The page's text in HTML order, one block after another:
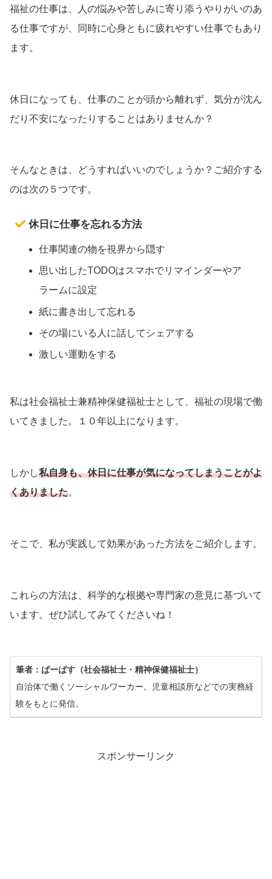
福祉の仕事は、人の悩みや苦しみに寄り添うやりがいのあ
る仕事ですが、同時に心身ともに疲れやすい仕事でもあり
ます。
休日になっても、仕事のことが頭から離れず、気分が沈ん
だり不安になったりすることはありませんか？
そんなときは、どうすればいいのでしょうか？ご紹介する
のは次の５つです。
休日に仕事を忘れる方法
仕事関連の物を視界から隠す
思い出したTODOはスマホでリマインダーやア
ラームに設定
紙に書き出して忘れる
その場にいる人に話してシェアする
激しい運動をする
私は社会福祉士兼精神保健福祉士として、福祉の現場で働
いてきました。１０年以上になります。
しかし私自身も、休日に仕事が気になってしまうことがよ
くありました。
そこで、私が実践して効果があった方法をご紹介します。
これらの方法は、科学的な根拠や専門家の意見に基づいて
います。ぜひ試してみてくださいね！
筆者：ぱーぱす（社会福祉士・精神保健福祉士）
自治体で働くソーシャルワーカー。児童相談所などでの実務経
験をもとに発信。
スポンサーリンク